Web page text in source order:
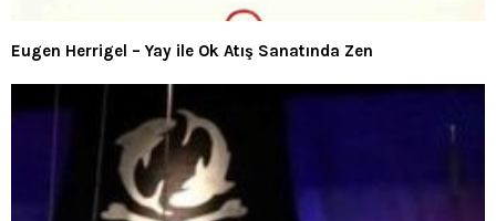
Eugen Herrigel – Yay ile Ok Atış Sanatında Zen